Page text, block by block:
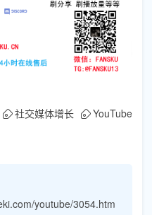
社交媒体增长
YouTube
youtube/3054.htm